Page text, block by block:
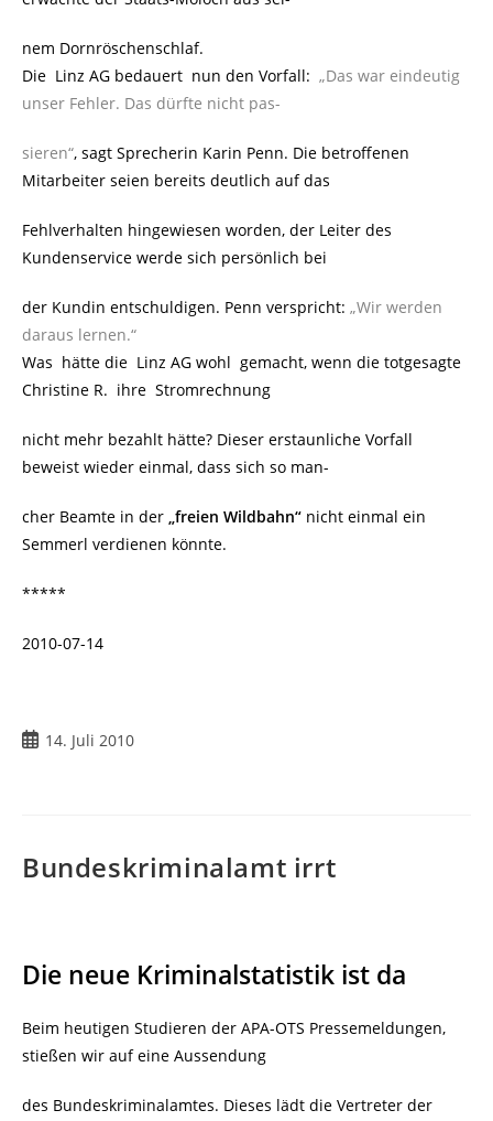
nem Dornröschenschlaf.
Die Linz AG bedauert nun den Vorfall: „Das war eindeutig
unser Fehler. Das dürfte nicht pas-
sieren“, sagt Sprecherin Karin Penn. Die betroffenen
Mitarbeiter seien bereits deutlich auf das
Fehlverhalten hingewiesen worden, der Leiter des
Kundenservice werde sich persönlich bei
der Kundin entschuldigen. Penn verspricht: „Wir werden
daraus lernen.“
Was hätte die Linz AG wohl gemacht, wenn die totgesagte
Christine R. ihre Stromrechnung
nicht mehr bezahlt hätte? Dieser erstaunliche Vorfall
beweist wieder einmal, dass sich so man-
cher Beamte in der „freien Wildbahn“ nicht einmal ein
Semmerl verdienen könnte.
*****
2010-07-14
14. Juli 2010
Bundeskriminalamt irrt
Die neue Kriminalstatistik ist da
Beim heutigen Studieren der APA-OTS Pressemeldungen,
stießen wir auf eine Aussendung
des Bundeskriminalamtes. Dieses lädt die Vertreter der